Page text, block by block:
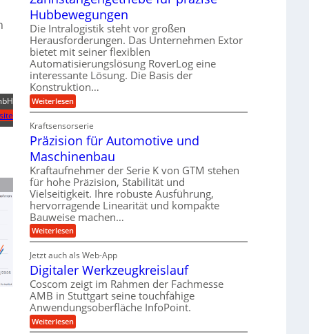
r
g
l
e
i
c
h
u
g
e
l
g
e
w
i
n
d
e
r
i
e
b
e
f
ü
r
r
a
u
e
U
t
m
s
a
t
z
u
n
d
A
u
f
t
r
a
g
s
i
n
g
a
n
g
c
h
e
n
a
u
c
h
i
n
Z
e
i
t
e
v
o
n
K
I
w
i
c
h
i
g
e
r
a
l
s
M
Hubbewegungen
Die Intralogistik steht vor großen
Herausforderungen. Das Unternehmen Extor
bietet mit seiner flexiblen
Automatisierungslösung RoverLog eine
interessante Lösung. Die Basis der
Konstruktion…
Weiterlesen:
Z
h
n
s
t
a
n
g
e
n
g
e
t
r
i
b
e
f
ü
r
p
r
Kraftsensorserie
Präzision für Automotive und
Maschinenbau
Kraftaufnehmer der Serie K von GTM stehen
für hohe Präzision, Stabilität und
Vielseitigkeit. Ihre robuste Ausführung,
hervorragende Linearität und kompakte
Bauweise machen…
Weiterlesen:
P
ä
z
i
s
i
o
n
f
Jetzt auch als Web-App
Digitaler Werkzeugkreislauf
Coscom zeigt im Rahmen der Fachmesse
AMB in Stuttgart seine touchfähige
Anwendungsoberfläche InfoPoint.
Weiterlesen:
D